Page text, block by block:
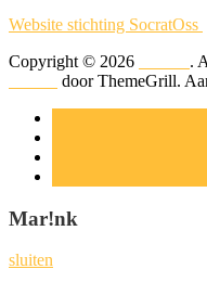
Web­si­te stich­ting SocratOss
Copyright © 2026
.
door ThemeGrill.
Mar!nk
sluiten